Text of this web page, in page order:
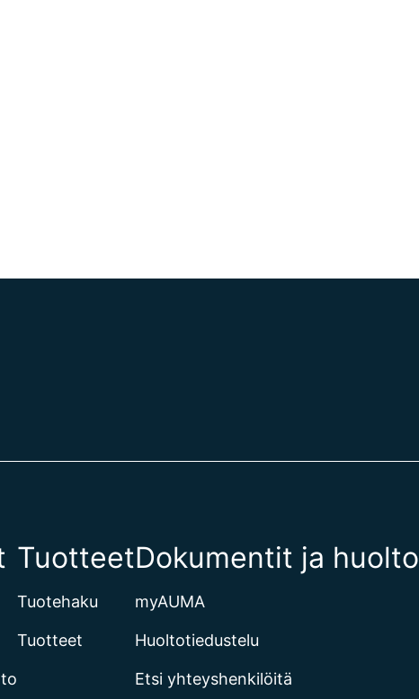
Tuotteet
Tuotehaku
Tuotteet
Dokumentit ja huolto
myAUMA
Huoltotiedustelu
Etsi yhteyshenkilöitä